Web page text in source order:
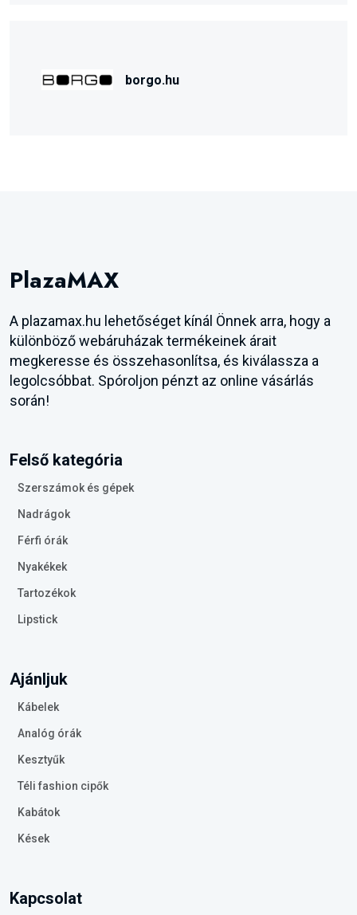
borgo.hu
PlazaMAX
A plazamax.hu lehetőséget kínál Önnek arra, hogy a
különböző webáruházak termékeinek árait
megkeresse és összehasonlítsa, és kiválassza a
legolcsóbbat. Spóroljon pénzt az online vásárlás
során!
Felső kategória
Szerszámok és gépek
Nadrágok
Férfi órák
Nyakékek
Tartozékok
Lipstick
Ajánljuk
Kábelek
Analóg órák
Kesztyűk
Téli fashion cipők
Kabátok
Kések
Kapcsolat